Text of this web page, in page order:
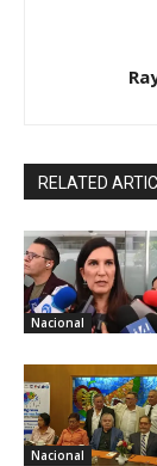
RELATED
Nacional
Nacional